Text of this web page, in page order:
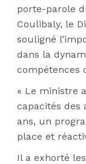
porte-parole
Coulibaly, le
souligné
dans la
compétences
« Le ministre
capacités des
ans, un
place et
Il a exhorté